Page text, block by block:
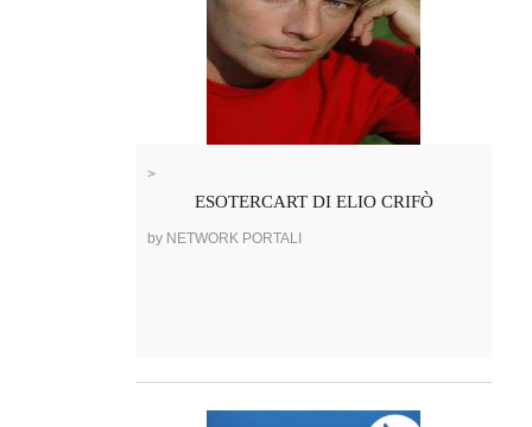
>
ESOTERCART DI ELIO CRIFÒ
by NETWORK PORTALI